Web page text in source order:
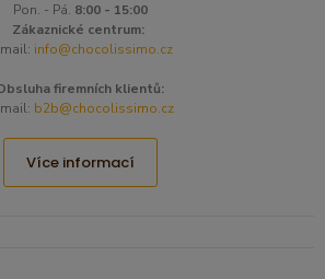
Pon. - Pá. 8:00 - 15:00
Zákaznické centrum:
info@chocolissimo.cz
firemních klientů:
b2b@chocolissimo.cz
Více informací